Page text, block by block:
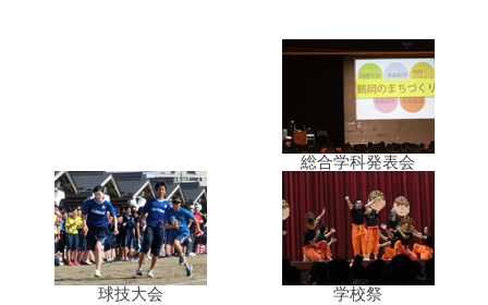
総合学科発表会
球技大会 学校祭